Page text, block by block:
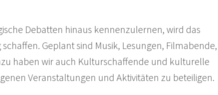
Debatten hinaus kennenzulernen, wird das
Geplant sind Musik, Lesungen, Filmabende,
haben wir auch Kulturschaffende und kulturelle
Veranstaltungen und Aktivitäten zu beteiligen.